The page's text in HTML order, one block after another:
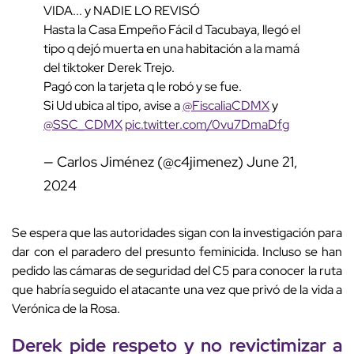
VIDA... y NADIE LO REVISÓ
Hasta la Casa Empeño Fácil d Tacubaya, llegó el
tipo q dejó muerta en una habitación a la mamá
del tiktoker Derek Trejo.
Pagó con la tarjeta q le robó y se fue.
Si Ud ubica al tipo, avise a@FiscaliaCDMXy
@SSC_CDMXpic.twitter.com/0vu7DmaDfg
— Carlos Jiménez (@c4jimenez) June 21,
2024
Se espera que las autoridades sigan con la investigación para
dar con el paradero del presunto feminicida. Incluso se han
pedido las cámaras de seguridad del C5 para conocer la ruta
que habría seguido el atacante una vez que privó de la vida a
Verónica de la Rosa.
Derek pide respeto y no revictimizar a